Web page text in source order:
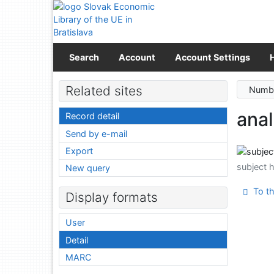
Go to content
Go to menu
Accessibility declaration
Search Account Account Settings
subject
To
Related sites
Record detail
Send by e-mail
Export
New query
Display formats
User
Detail
MARC